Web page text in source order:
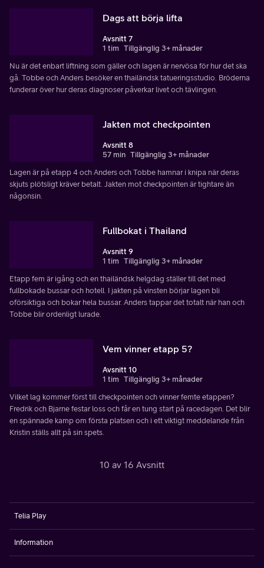
Dags att börja lifta
Avsnitt 7
1 tim Tillgänglig 3+ månader
Nu är det enbart liftning som gäller och lagen är nervösa för hur det ska
gå. Tobbe och Anders besöker en thailändsk tatueringsstudio. Bröderna
funderar över hur deras diagnoser påverkar livet och tävlingen.
Jakten mot checkpointen
Avsnitt 8
57 min Tillgänglig 3+ månader
Lagen är på etapp 4 och Anders och Tobbe hamnar i knipa när deras
skjuts plötsligt kräver betalt. Jakten mot checkpointen är tightare än
någonsin.
Fullbokat i Thailand
Avsnitt 9
1 tim Tillgänglig 3+ månader
Etapp fem är igång och en thailändsk helgdag ställer till det med
fullbokade bussar och hotell. I jakten på vinsten börjar lagen bli
oförsiktiga och bokar hela bussar. Anders tappar det totalt när han och
Tobbe blir ordenligt lurade.
Vem vinner etapp 5?
Avsnitt 10
1 tim Tillgänglig 3+ månader
Vilket lag kommer först till checkpointen och vinner femte etappen?
Fredrik och Bjarne festar loss och får en tung start på racedagen. Det blir
en spännade kamp om första platsen och i ett viktigt meddelande från
Kristin ställs allt på sin spets.
10 av 16 Avsnitt
Telia Play
Information